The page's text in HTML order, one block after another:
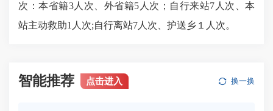
次：本省籍3人次、外省籍5人次；自行来站7人次、本
站主动救助1人次;自行离站7人次、护送乡１人次。
智能推荐 点击进入 换一换